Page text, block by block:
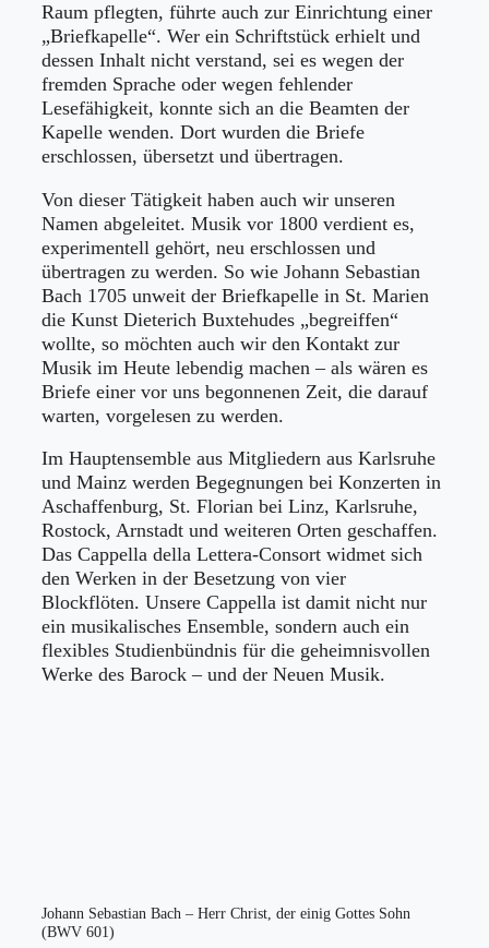
Raum pflegten, führte auch zur Einrichtung einer
„Briefkapelle“. Wer ein Schriftstück erhielt und
dessen Inhalt nicht verstand, sei es wegen der
fremden Sprache oder wegen fehlender
Lesefähigkeit, konnte sich an die Beamten der
Kapelle wenden. Dort wurden die Briefe
erschlossen, übersetzt und übertragen.
Von dieser Tätigkeit haben auch wir unseren
Namen abgeleitet. Musik vor 1800 verdient es,
experimentell gehört, neu erschlossen und
übertragen zu werden. So wie Johann Sebastian
Bach 1705 unweit der Briefkapelle in St. Marien
die Kunst Dieterich Buxtehudes „begreiffen“
wollte, so möchten auch wir den Kontakt zur
Musik im Heute lebendig machen – als wären es
Briefe einer vor uns begonnenen Zeit, die darauf
warten, vorgelesen zu werden.
Im Hauptensemble aus Mitgliedern aus Karlsruhe
und Mainz werden Begegnungen bei Konzerten in
Aschaffenburg, St. Florian bei Linz, Karlsruhe,
Rostock, Arnstadt und weiteren Orten geschaffen.
Das Cappella della Lettera-Consort widmet sich
den Werken in der Besetzung von vier
Blockflöten. Unsere Cappella ist damit nicht nur
ein musikalisches Ensemble, sondern auch ein
flexibles Studienbündnis für die geheimnisvollen
Werke des Barock – und der Neuen Musik.
Johann Sebastian Bach – Herr Christ, der einig Gottes Sohn
(BWV 601)